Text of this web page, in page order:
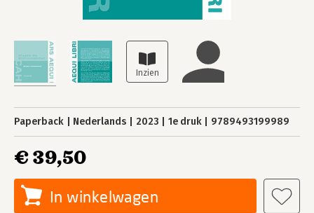
Paperback Nederlands 2023 1e druk 9789493199989
€ 39,50
In winkelwagen